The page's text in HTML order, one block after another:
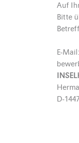
Auf
Bitte
E-Mail:
D-